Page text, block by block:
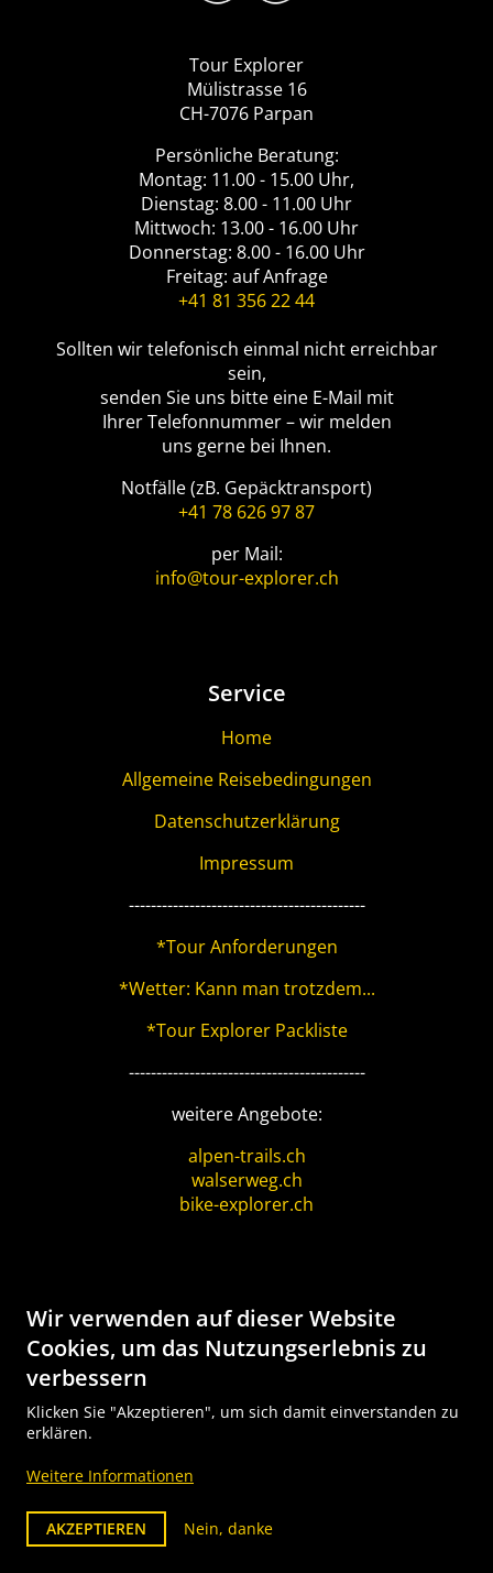
ExplorerTour Explorer
Mülistrasse 16
CH-7076 Parpan
Persönliche Beratung:
Montag: 11.00 - 15.00 Uhr,
Dienstag: 8.00 - 11.00 Uhr
Mittwoch: 13.00 - 16.00 Uhr
Donnerstag: 8.00 - 16.00 Uhr
Freitag: auf Anfrage
+41 81 356 22 44
Sollten wir telefonisch einmal nicht erreichbar
sein,
senden Sie uns bitte eine E-Mail mit
Ihrer Telefonnummer – wir melden
uns gerne bei Ihnen.
Notfälle (zB. Gepäcktransport)
+41 78 626 97 87
per Mail:
info@tour-explorer.ch
Service
Home
Allgemeine Reisebedingungen
Datenschutzerklärung
Impressum
-------------------------------------------
*Tour Anforderungen
*Wetter: Kann man trotzdem...
*Tour Explorer Packliste
-------------------------------------------
weitere Angebote:
alpen-trails.ch
walserweg.ch
bike-explorer.ch
Landingpages
Wanderungen:
*Wanderungen Mittelbünden
Segantini, Nr. 25
*Wanderungen Engadin
*Via Valtellina, Nr. 30
*Mittelbünden Panoramaweg, Nr. 45
*Via Sett, Nr. 64
Wir verwenden auf dieser Website
Cookies, um das Nutzungserlebnis zu
verbessern
Klicken Sie "Akzeptieren", um sich damit einverstanden zu
erklären.
Weitere Informationen
AKZEPTIEREN Nein, danke